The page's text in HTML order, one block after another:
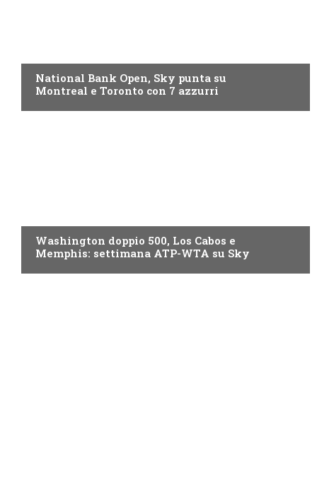
National Bank Open, Sky punta su
Montreal e Toronto con 7 azzurri
Washington doppio 500, Los Cabos e
Memphis: settimana ATP-WTA su Sky